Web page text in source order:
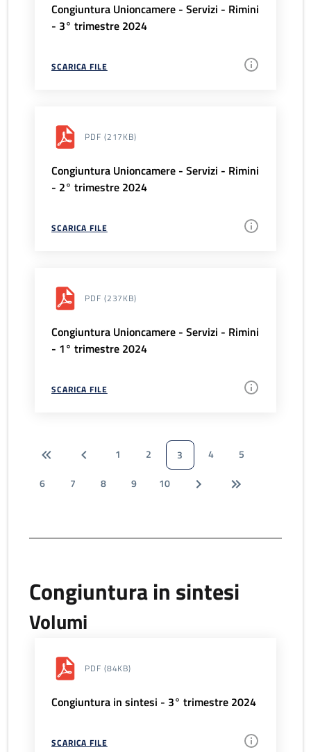
Congiuntura Unioncamere - Servizi - Rimini
- 3° trimestre 2024
SCARICA FILE
PDF (217KB)
Congiuntura Unioncamere - Servizi - Rimini
- 2° trimestre 2024
SCARICA FILE
PDF (237KB)
Congiuntura Unioncamere - Servizi - Rimini
- 1° trimestre 2024
SCARICA FILE
1 2 3 4
5
6
7 8 9 10
Congiuntura in sintesi
Volumi
PDF (84KB)
Congiuntura in sintesi - 3° trimestre 2024
SCARICA FILE